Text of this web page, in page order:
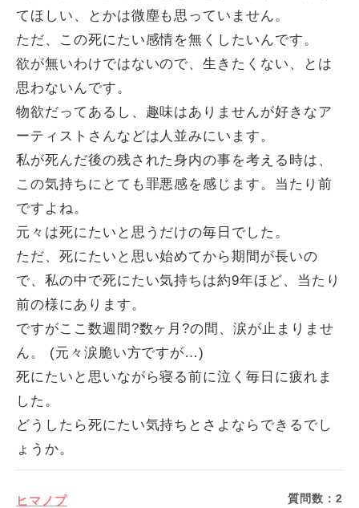
てほしい、とかは微塵も思っていません。
ただ、この死にたい感情を無くしたいんです。
欲が無いわけではないので、生きたくない、とは
思わないんです。
物欲だってあるし、趣味はありませんが好きなア
ーティストさんなどは人並みにいます。
私が死んだ後の残された身内の事を考える時は、
この気持ちにとても罪悪感を感じます。当たり前
ですよね。
元々は死にたいと思うだけの毎日でした。
ただ、死にたいと思い始めてから期間が長いの
で、私の中で死にたい気持ちは約9年ほど、当たり
前の様にあります。
ですがここ数週間?数ヶ月?の間、涙が止まりませ
ん。 (元々涙脆い方ですが…)
死にたいと思いながら寝る前に泣く毎日に疲れま
した。
どうしたら死にたい気持ちとさよならできるでし
ょうか。
ヒマノプ 質問数：2